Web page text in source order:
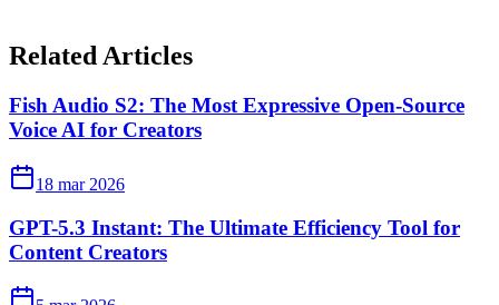
Related Articles
Fish Audio S2: The Most Expressive Open-Source
Voice AI for Creators
18 mar 2026
GPT-5.3 Instant: The Ultimate Efficiency Tool for
Content Creators